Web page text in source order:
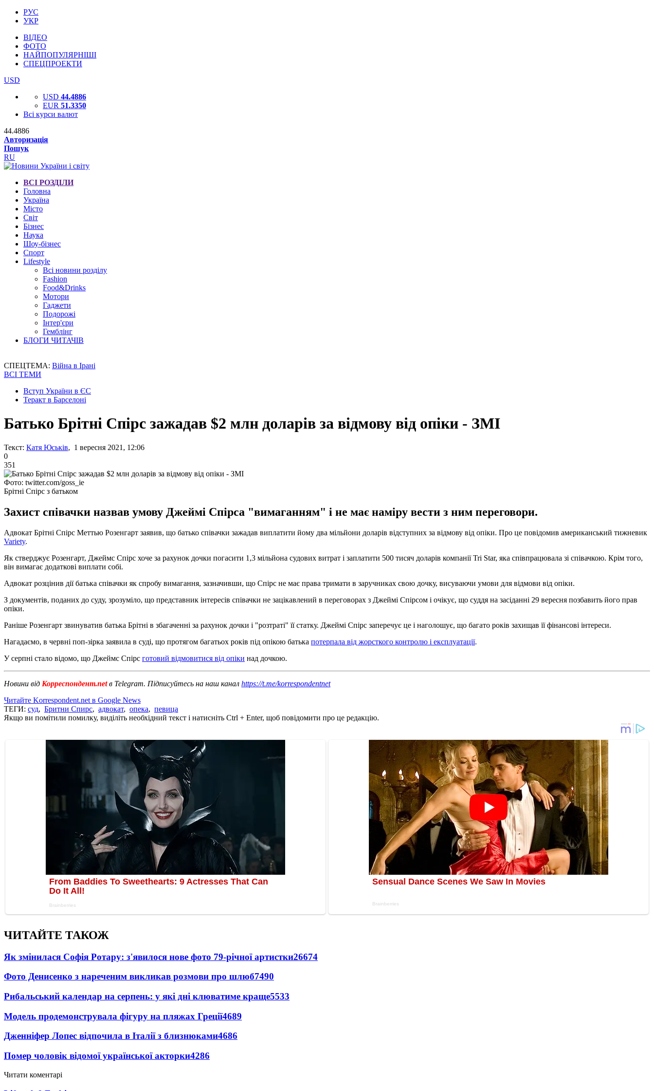
РУС
УКР
ВІДЕО
ФОТО
НАЙПОПУЛЯРНІШІ
СПЕЦПРОЕКТИ
USD
USD 44.4886
EUR 51.3350
Всі курси валют
44.4886
Авторизація
Пошук
RU
ВСІ РОЗДІЛИ
Головна
Україна
Місто
Світ
Бізнес
Наука
Шоу-бізнес
Спорт
Lifestyle
Всі новини розділу
Fashion
Food&Drinks
Мотори
Гаджети
Подорожі
Інтер'єри
Гемблінг
БЛОГИ ЧИТАЧІВ
СПЕЦТЕМА: Війна в Ірані
ВСІ ТЕМИ
Вступ України в ЄС
Теракт в Барселоні
Батько Брітні Спірс зажадав $2 млн доларів за відмову від опіки - ЗМІ
Текст: Катя Юськів, 1 вересня 2021, 12:06
0
351
Фото: twitter.com/goss_ie
Брітні Спірс з батьком
Захист співачки назвав умову Джеймі Спірса "вимаганням" і не має наміру вести з ним переговори.
Адвокат Брітні Спірс Меттью Розенгарт заявив, що батько співачки зажадав виплатити йому два мільйони доларів відступних за відмову від опіки. Про це повідомив американський тижневик
Variety.
Як стверджує Розенгарт, Джеймс Спірс хоче за рахунок дочки погасити 1,3 мільйона судових витрат і заплатити 500 тисяч доларів компанії Tri Star, яка співпрацювала зі співачкою. Крім того,
він вимагає додаткові виплати собі.
Адвокат розцінив дії батька співачки як спробу вимагання, зазначивши, що Спірс не має права тримати в заручниках свою дочку, висуваючи умови для відмови від опіки.
З документів, поданих до суду, зрозуміло, що представник інтересів співачки не зацікавлений в переговорах з Джеймі Спірсом і очікує, що суддя на засіданні 29 вересня позбавить його прав
опіки.
Раніше Розенгарт звинуватив батька Брітні в збагаченні за рахунок дочки і "розтраті" її статку. Джеймі Спірс заперечує це і наголошує, що багато років захищав її фінансові інтереси.
Нагадаємо, в червні поп-зірка заявила в суді, що протягом багатьох років під опікою батька потерпала від жорсткого контролю і експлуатації.
У серпні стало відомо, що Джеймс Спірс готовий відмовитися від опіки над дочкою.
Новини від Корреспондент.netв Telegram. Підписуйтесь на наш канал https://t.me/korrespondentnet
Читайте Korrespondent.net в Google News
ТЕГИ: суд, Бритни Спирс, адвокат, опека, певица
Якщо ви помітили помилку, виділіть необхідний текст і натисніть Ctrl + Enter, щоб повідомити про це редакцію.
ЧИТАЙТЕ ТАКОЖ
Як змінилася Софія Ротару: з'явилося нове фото 79-річної артистки26674
Фото Денисенко з нареченим викликав розмови про шлюб7490
Рибальський календар на серпень: у які дні клюватиме краще5533
Модель продемонструвала фігуру на пляжах Греції4689
Дженніфер Лопес відпочила в Італії з близнюками4686
Помер чоловік відомої української акторки4286
Читати коментарі